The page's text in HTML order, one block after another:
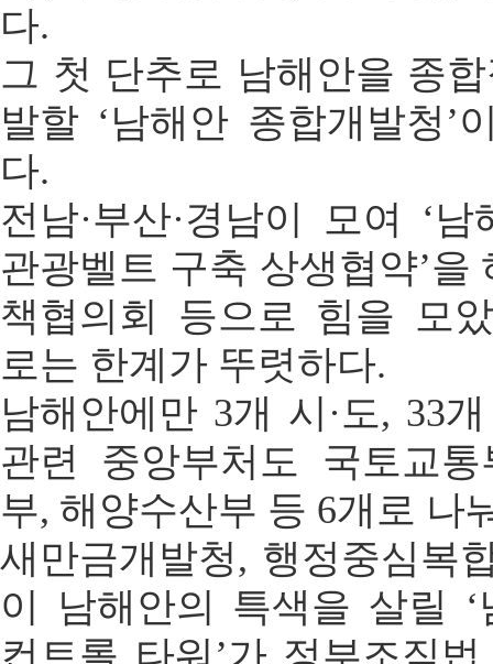
다.
그 첫 단추로 남해안을 종
발할 ‘남해안 종합개발청’
다.
전남·부산·경남이 모여 ‘
관광벨트 구축 상생협약’을
책협의회 등으로 힘을 모
로는 한계가 뚜렷하다.
남해안에만 3개 시·도, 33
관련 중앙부처도 국토교
부, 해양수산부 등 6개로 나
새만금개발청, 행정중심복
이 남해안의 특색을 살릴
컨트롤 타워’가 정부조직